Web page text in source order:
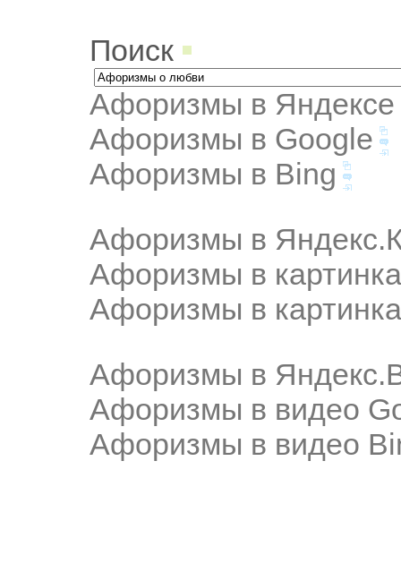
Поиск
Афоризмы в Яндексе
Афоризмы в Google
Афоризмы в Bing
Афоризмы в
Афоризмы в
Афоризмы в
Афоризмы в
Афоризмы в видео
Афоризмы в видео